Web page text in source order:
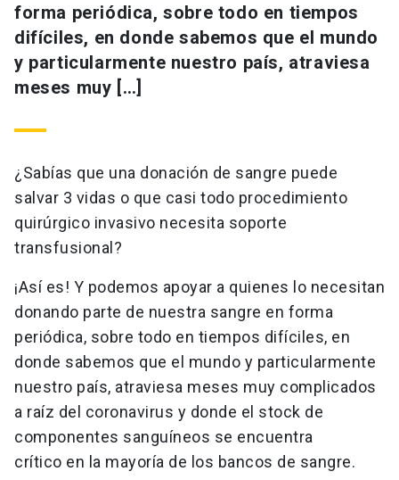
forma periódica, sobre todo en tiempos
difíciles, en donde sabemos que el mundo
y particularmente nuestro país, atraviesa
meses muy […]
¿Sabías que una donación de sangre puede
salvar 3 vidas o que casi todo procedimiento
quirúrgico invasivo necesita soporte
transfusional?
¡Así es! Y podemos apoyar a quienes lo necesitan
donando parte de nuestra sangre en forma
periódica, sobre todo en tiempos difíciles, en
donde sabemos que el mundo y particularmente
nuestro país, atraviesa meses muy complicados
a raíz del coronavirus y donde el stock de
componentes sanguíneos se encuentra
crítico en la mayoría de los bancos de sangre.